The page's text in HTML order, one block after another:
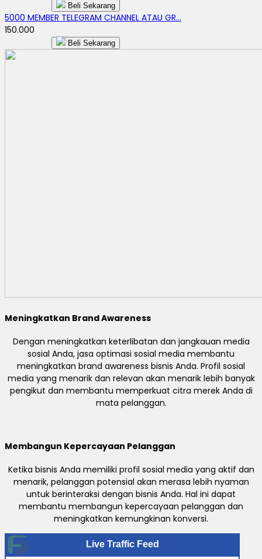
Beli Sekarang
5000 MEMBER TELEGRAM CHANNEL ATAU GR...
150.000
Beli Sekarang
Meningkatkan Brand Awareness
Dengan meningkatkan keterlibatan dan jangkauan media
sosial Anda, jasa optimasi sosial media membantu
meningkatkan brand awareness bisnis Anda. Profil sosial
media yang menarik dan relevan akan menarik lebih banyak
pengikut dan membantu memperkuat citra merek Anda di
mata pelanggan.
Membangun Kepercayaan Pelanggan
Ketika bisnis Anda memiliki profil sosial media yang aktif dan
menarik, pelanggan potensial akan merasa lebih nyaman
untuk berinteraksi dengan bisnis Anda. Hal ini dapat
membantu membangun kepercayaan pelanggan dan
meningkatkan kemungkinan konversi.
Live Traffic Feed